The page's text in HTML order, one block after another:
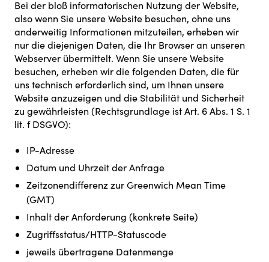
Bei der bloß informatorischen Nutzung der Website,
also wenn Sie unsere Website besuchen, ohne uns
anderweitig Informationen mitzuteilen, erheben wir
nur die diejenigen Daten, die Ihr Browser an unseren
Webserver übermittelt. Wenn Sie unsere Website
besuchen, erheben wir die folgenden Daten, die für
uns technisch erforderlich sind, um Ihnen unsere
Website anzuzeigen und die Stabilität und Sicherheit
zu gewährleisten (Rechtsgrundlage ist Art. 6 Abs. 1 S. 1
lit. f DSGVO):
IP-Adresse
Datum und Uhrzeit der Anfrage
Zeitzonendifferenz zur Greenwich Mean Time
(GMT)
Inhalt der Anforderung (konkrete Seite)
Zugriffsstatus/HTTP-Statuscode
jeweils übertragene Datenmenge